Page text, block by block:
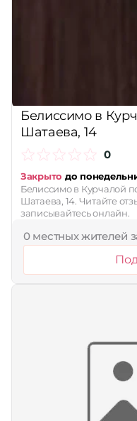
Белиссимо в
Шатаева, 14
0
Закрыто до
Белиссимо в Курчалой
Шатаева, 14. Читайте
записывайтесь онлайн.
0 местных жителей